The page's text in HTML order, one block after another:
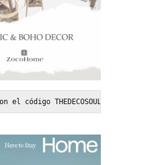
el código THEDECOSOUL